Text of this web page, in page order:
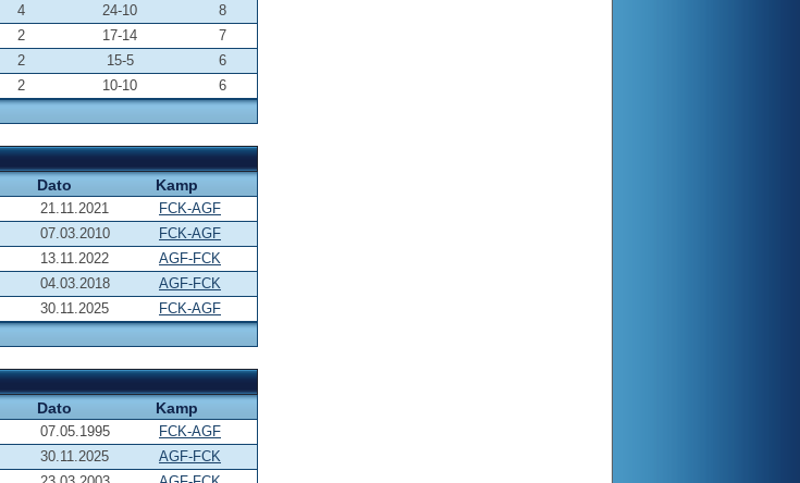
4 24-10
8
2 17-14
7
2 15-5
6
2 10-10 6
Dato Kamp
21.11.2021
FCK-AGF
07.03.2010
FCK-AGF
13.11.2022
AGF-FCK
04.03.2018
AGF-FCK
30.11.2025 FCK-AGF
Dato Kamp
07.05.1995
FCK-AGF
30.11.2025
AGF-FCK